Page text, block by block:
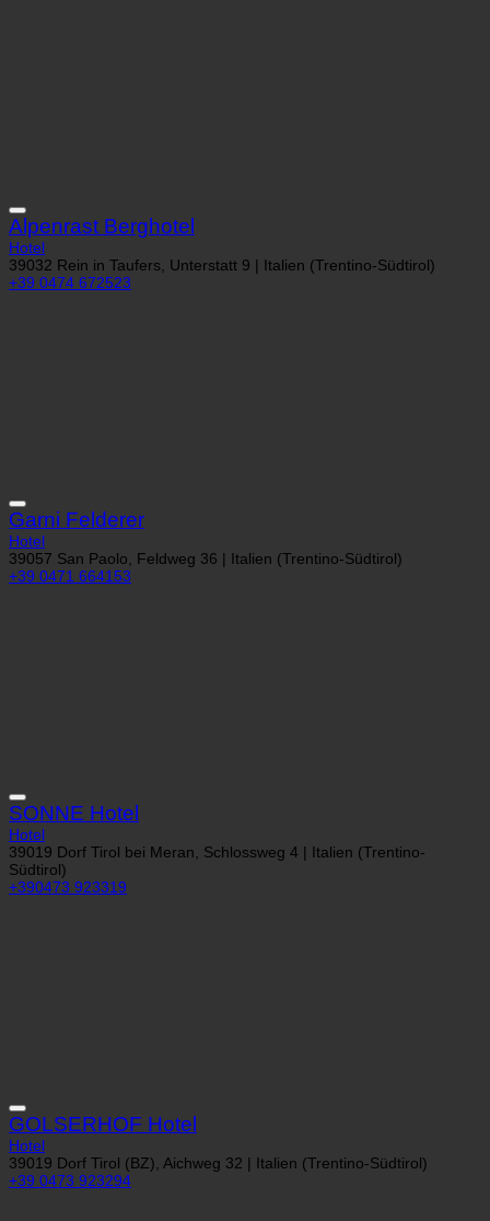
Alpenrast Berghotel
Hotel
39032 Rein in Taufers, Unterstatt 9 | Italien (Trentino-Südtirol)
+39 0474 672523
Garni Felderer
Hotel
39057 San Paolo, Feldweg 36 | Italien (Trentino-Südtirol)
+39 0471 664153
SONNE Hotel
Hotel
39019 Dorf Tirol bei Meran, Schlossweg 4 | Italien (Trentino-
Südtirol)
+390473 923319
GOLSERHOF Hotel
Hotel
39019 Dorf Tirol (BZ), Aichweg 32 | Italien (Trentino-Südtirol)
+39 0473 923294